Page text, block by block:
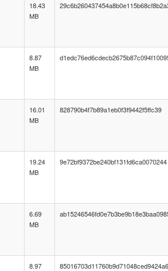
18.43
MB
8.87
MB
16.01
MB
828790b4f7b89a1eb0f3f9442f5ffc39
19.24
MB
9e72bf9372be240bf131fd6ca0070244
6.69
MB
8.97